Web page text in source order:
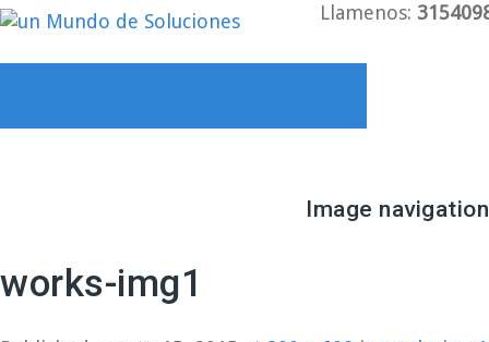
Llamenos:
Image navigation
works-img1